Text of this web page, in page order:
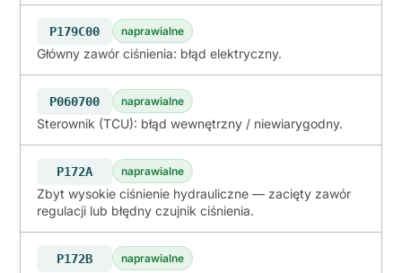
P179C00
Główny zawór ciśnienia: błąd elektryczny.
naprawialne
P060700
Sterownik (TCU): błąd wewnętrzny / niewiarygodny.
naprawialne
P172A
Zbyt wysokie ciśnienie hydrauliczne — zacięty zawór
regulacji lub błędny czujnik ciśnienia.
naprawialne
P172B naprawialne